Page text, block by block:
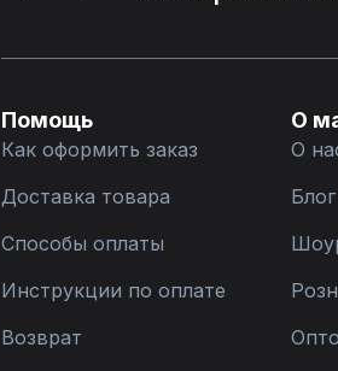
Помощь
Как оформить заказ
Доставка товара
Способы оплаты
Инструкции по оплате
Возврат
О
О
Блог